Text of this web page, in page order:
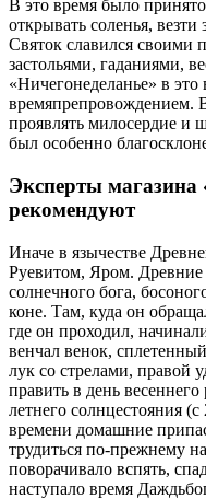
В это время было
открывать соленья,
Святок славился своими
застольями, гаданиями,
«Ничегонеделанье» в
времяпрепровождением.
проявлять милосердие и
был особенно
Эксперты магазина
рекомендуют
Иначе в язычестве
Руевитом, Яром. Древние
солнечного бога,
коне. Там, куда он
где он проходил,
венчал венок,
лук со стрелами, правой
править в день
летнего солнцестояния
времени домашние
трудиться по-прежнему
поворачивало вспять,
наступало время